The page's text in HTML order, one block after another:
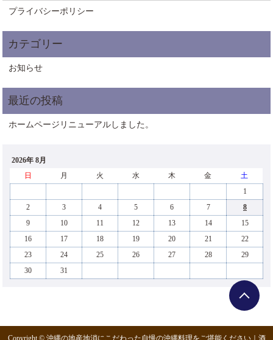
プライバシーポリシー
お知らせ
ホームページリニューアルしました。
2026年 8月
日
月 火 水 木 金
土
1
2
3 4 5 6 7
8
9
10 11 12 13 14
15
16
17 18 19 20 21
22
23
24 25 26 27 28
29
30
31
Copyright © 沖縄の地産地消にこだわった自慢の沖縄料理をご堪能ください｜酒